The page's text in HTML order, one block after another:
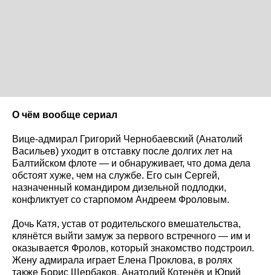
О чём вообще сериал
Вице-адмирал Григорий Чернобаевский (Анатолий
Васильев) уходит в отставку после долгих лет на
Балтийском флоте — и обнаруживает, что дома дела
обстоят хуже, чем на службе. Его сын Сергей,
назначенный командиром дизельной подлодки,
конфликтует со старпомом Андреем Фроловым.
Дочь Катя, устав от родительского вмешательства,
клянётся выйти замуж за первого встречного — им и
оказывается Фролов, который знакомство подстроил.
Жену адмирала играет Елена Проклова, в ролях
также Борис Щербаков, Анатолий Котенёв и Юрий